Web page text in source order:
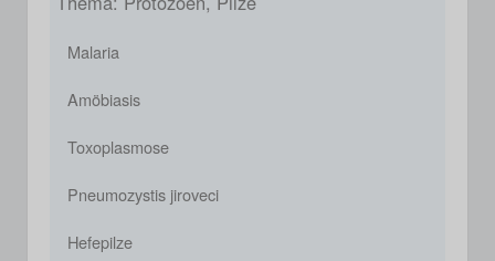
Malaria
Amöbiasis
Toxoplasmose
Pneumozystis jiroveci
Hefepilze